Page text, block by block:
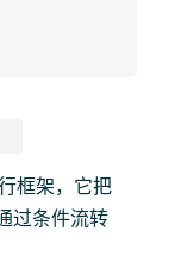
框架，它把
过条件流转